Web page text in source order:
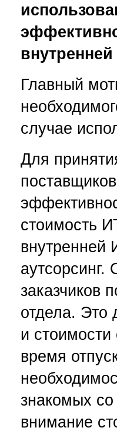
Главный
случае
Для
стоимость
внутренней
аутсорсинг.
заказчиков
отдела. Это
и
время
знакомых
внимание